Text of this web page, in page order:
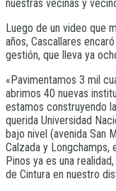
nuestras vecinas y
Luego de un video que
años, Cascallares
gestión, que lleva ya
«Pavimentamos 3 mil
abrimos 40 nuevas
estamos construyendo
querida Universidad
bajo nivel (avenida San
Calzada y Longchamps,
Pinos ya es una
de Cintura en nuestro